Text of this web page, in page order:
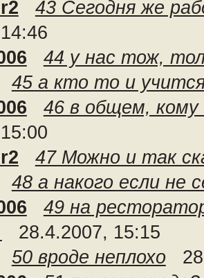
43 Сегодня же
44 у нас тож,
45 а кто то и
46 в общем, кому
47 Можно и так
48 а накого если не
49 на
28.4.2007, 15:15
50 вроде неплохо